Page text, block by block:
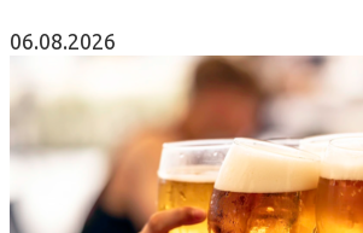
06.08.2026